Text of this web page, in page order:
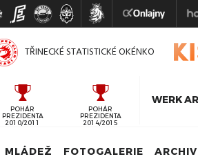
TŘINECKÉ STATISTICKÉ OKÉNKO
POHÁR
PREZIDENTA
2010/2011
POHÁR
PREZIDENTA
2014/2015
WERK
MLÁDEŽ FOTOGALERIE ARCHIV